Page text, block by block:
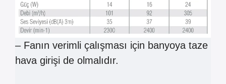
– Fanın verimli çalışması için banyoya taze
hava girişi de olmalıdır.